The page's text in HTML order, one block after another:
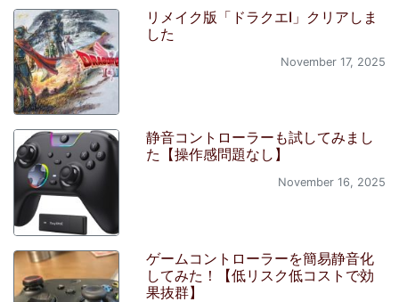
リメイク版「ドラクエI」クリアしま
した
November 17, 2025
静音コントローラーも試してみまし
た【操作感問題なし】
November 16, 2025
ゲームコントローラーを簡易静音化
してみた！【低リスク低コストで効
果抜群】